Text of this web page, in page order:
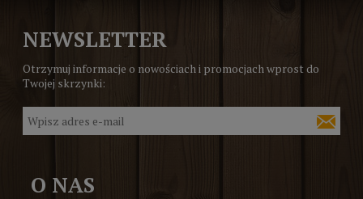
NEWSLETTER
Otrzymuj informacje o nowościach i promocjach wprost do
Twojej skrzynki:
O NAS